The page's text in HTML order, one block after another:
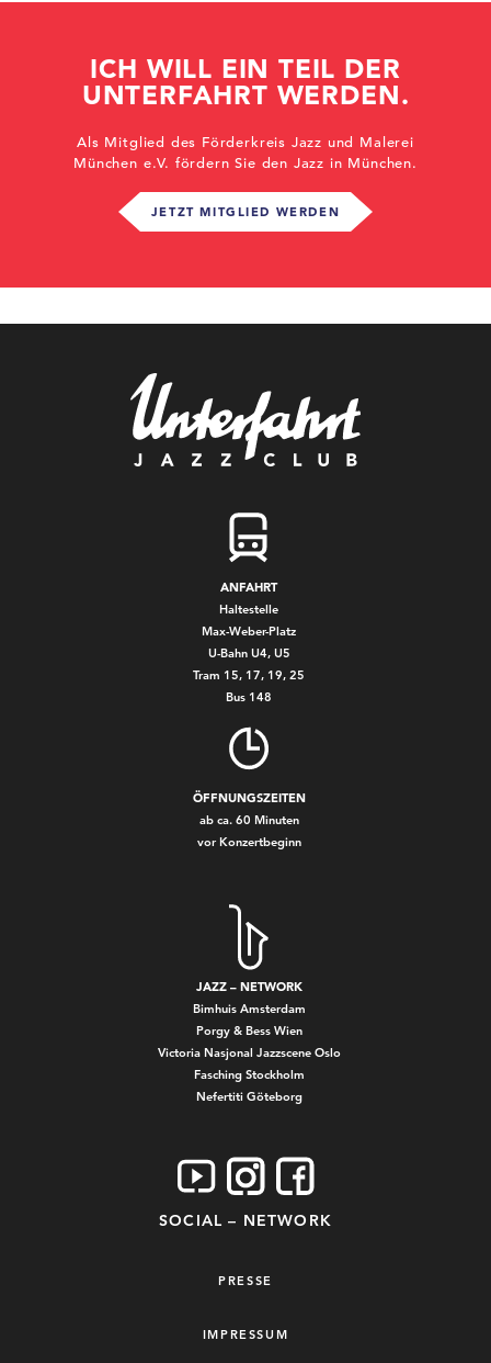
ICH WILL EIN TEIL DER
UNTERFAHRT WERDEN.
Als Mitglied des Förderkreis Jazz und Malerei
München e.V. fördern Sie den Jazz in München.
JETZT MITGLIED WERDEN
ANFAHRT
Haltestelle
Max-Weber-Platz
U-Bahn U4, U5
Tram 15, 17, 19, 25
Bus 148
ÖFFNUNGSZEITEN
ab ca. 60 Minuten
vor Konzertbeginn
JAZZ – NETWORK
Bimhuis Amsterdam
Porgy & Bess Wien
Victoria Nasjonal Jazzscene Oslo
Fasching Stockholm
Nefertiti Göteborg
SOCIAL – NETWORK
PRESSE
IMPRESSUM